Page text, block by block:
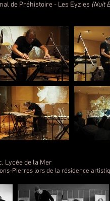
de Préhistoire - Les Eyzies (Nuit
Lycée de la Mer
Pierres lors de la résidence